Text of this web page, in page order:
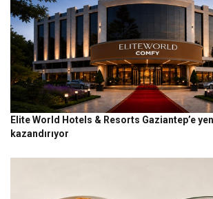
Elite World Hotels & Resorts Gaziantep’e
kazandırıyor